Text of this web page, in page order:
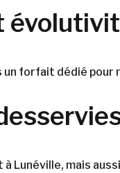
un forfait dédié
Lunéville, mais aussi